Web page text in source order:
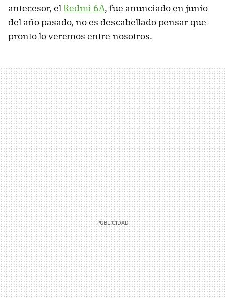
antecesor, el Redmi 6A, fue anunciado en junio
del año pasado, no es descabellado pensar que
pronto lo veremos entre nosotros.